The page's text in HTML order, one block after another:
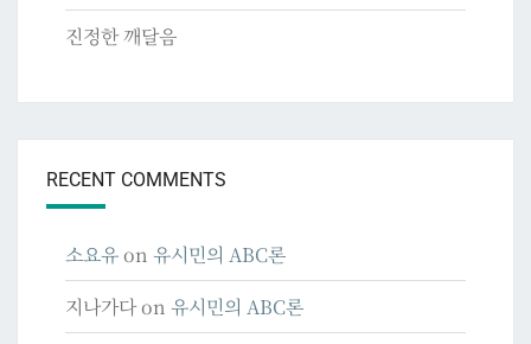
진정한 깨달음
RECENT COMMENTS
소요유on 유시민의 ABC론
지나가다on 유시민의 ABC론